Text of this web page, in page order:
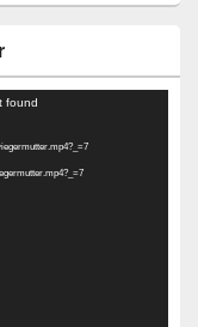
found